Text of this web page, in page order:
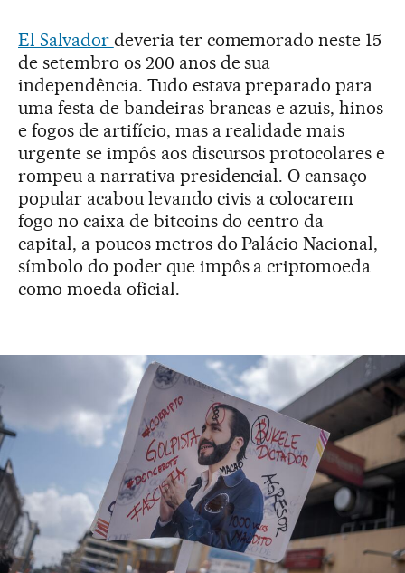
El Salvador deveria ter comemorado neste 15
de setembro os 200 anos de sua
independência. Tudo estava preparado para
uma festa de bandeiras brancas e azuis, hinos
e fogos de artifício, mas a realidade mais
urgente se impôs aos discursos protocolares e
rompeu a narrativa presidencial. O cansaço
popular acabou levando civis a colocarem
fogo no caixa de bitcoins do centro da
capital, a poucos metros do Palácio Nacional,
símbolo do poder que impôs a criptomoeda
como moeda oficial.